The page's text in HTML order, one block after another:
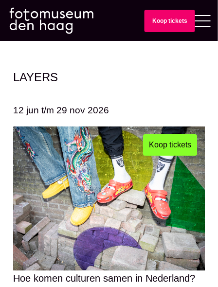
Koop tickets
LAYERS
12 jun t/m 29 nov 2026
Koop tickets
Hoe komen culturen samen in Nederland?